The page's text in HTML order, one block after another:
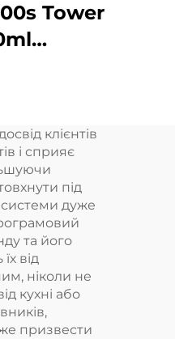
Tower
апарат
клієнтів
і сприяє
під
дуже
та його
від
ніколи не
кухні або
призвести